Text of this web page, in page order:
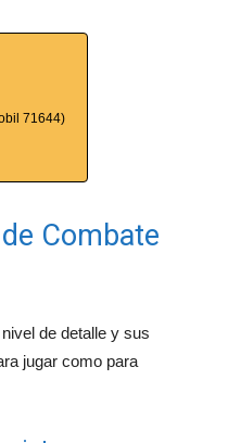
71644)
Combate
de detalle y sus
jugar como para